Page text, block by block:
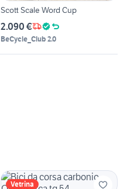
Scott Scale Word Cup
2.090 €
BeCycle_Club 2.0
Vetrina